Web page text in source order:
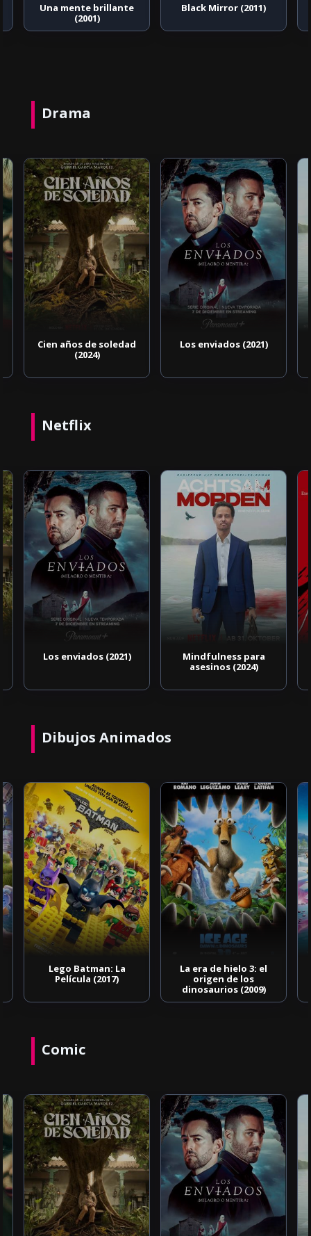
Una mente brillante
(2001)
Black Mirror (2011)
Drama
Cien años de soledad
(2024)
Los enviados (2021)
Netflix
Los enviados (2021)
Mindfulness para
asesinos (2024)
Dibujos Animados
Lego Batman: La
Película (2017)
La era de hielo 3: el
origen de los
dinosaurios (2009)
Comic